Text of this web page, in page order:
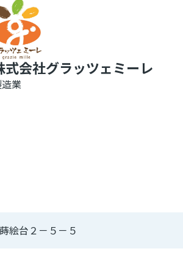
式会社グラッツェミーレ
業
絵台２－５－５